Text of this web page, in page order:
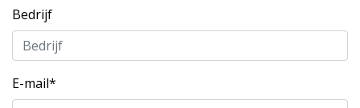
Bedrijf
E-mail*